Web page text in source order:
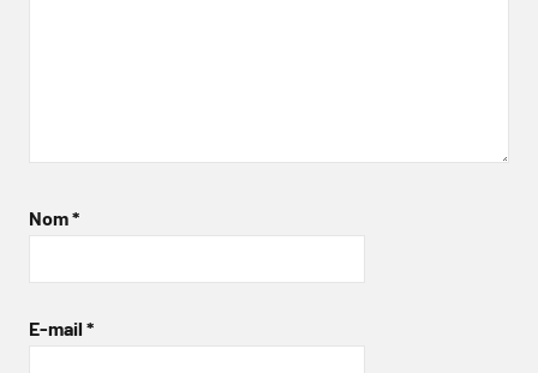
Nom*
E-mail *